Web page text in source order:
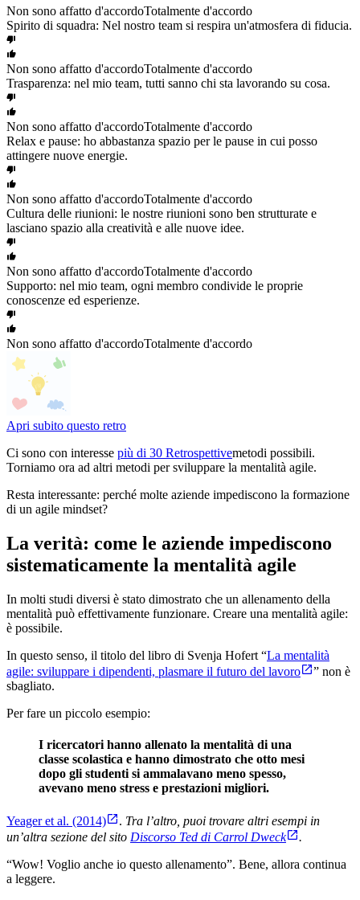
Non sono affatto d'accordoTotalmente d'accordo
Spirito di squadra: Nel nostro team si respira un'atmosfera di fiducia.
Non sono affatto d'accordoTotalmente d'accordo
Trasparenza: nel mio team, tutti sanno chi sta lavorando su cosa.
Non sono affatto d'accordoTotalmente d'accordo
Relax e pause: ho abbastanza spazio per le pause in cui posso
attingere nuove energie.
Non sono affatto d'accordoTotalmente d'accordo
Cultura delle riunioni: le nostre riunioni sono ben strutturate e
lasciano spazio alla creatività e alle nuove idee.
Non sono affatto d'accordoTotalmente d'accordo
Supporto: nel mio team, ogni membro condivide le proprie
conoscenze ed esperienze.
Non sono affatto d'accordoTotalmente d'accordo
Apri subito questo retro
Ci sono con interesse più di 30 Retrospettivemetodi possibili.
Torniamo ora ad altri metodi per sviluppare la mentalità agile.
Resta interessante: perché molte aziende impediscono la formazione
di un agile mindset?
La verità: come le aziende impediscono
sistematicamente la mentalità agile
In molti studi diversi è stato dimostrato che un allenamento della
mentalità può effettivamente funzionare. Creare una mentalità agile:
è possibile.
In questo senso, il titolo del libro di Svenja Hofert “La mentalità
agile: sviluppare i dipendenti, plasmare il futuro del lavoro
” non è
sbagliato.
Per fare un piccolo esempio:
I ricercatori hanno allenato la mentalità di una
classe scolastica e hanno dimostrato che otto mesi
dopo gli studenti si ammalavano meno spesso,
avevano meno stress e prestazioni migliori.
Yeager et al. (2014) . Tra l’altro, puoi trovare altri esempi in
un’altra sezione del sito Discorso Ted di Carrol Dweck
.
“Wow! Voglio anche io questo allenamento”. Bene, allora continua
a leggere.